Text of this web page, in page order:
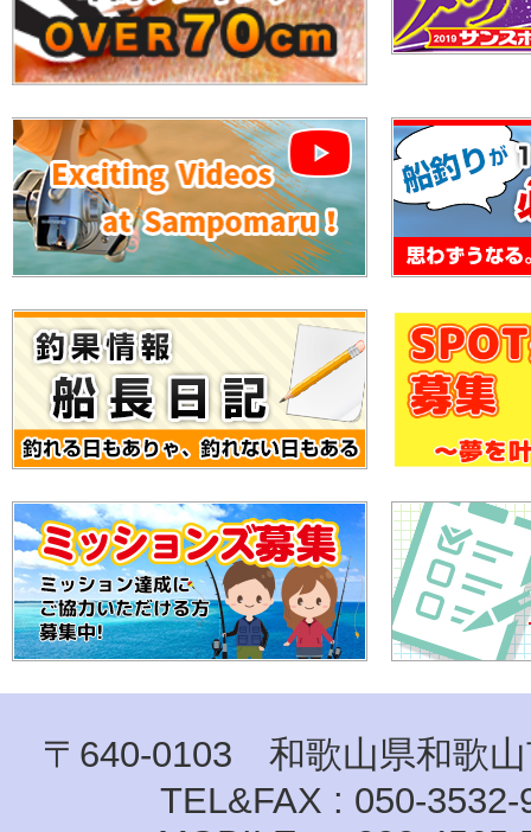
〒640-0103 和歌山県和歌山
TEL&FAX : 050-3532-